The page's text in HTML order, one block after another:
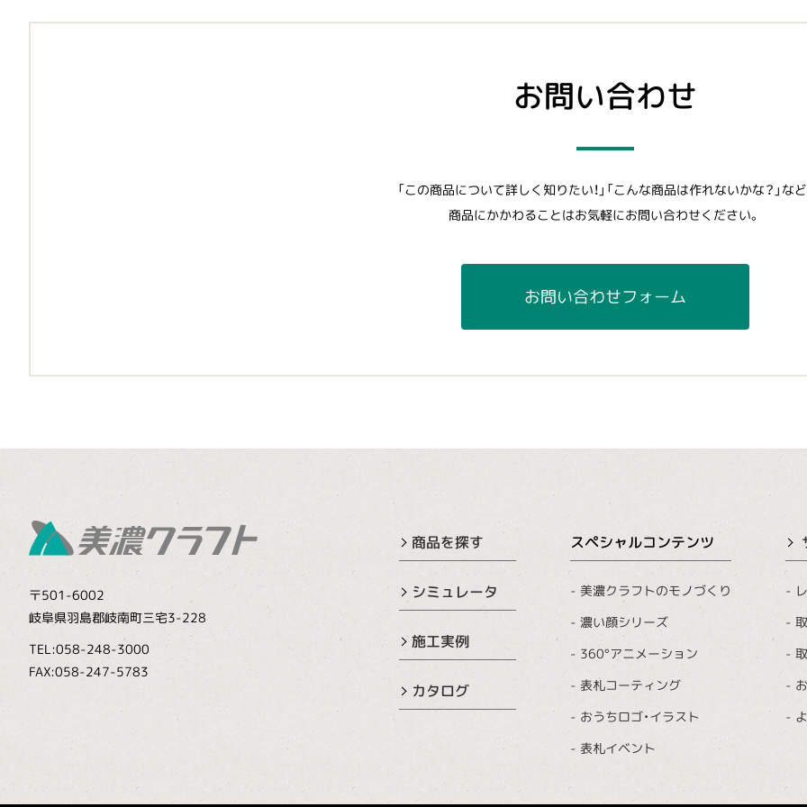
お問い合わせ
「この商品について詳しく知りたい！」「こんな商品は作れないかな？」など
商品にかかわることはお気軽にお問い合わせください。
お問い合わせフォーム
〒501-6002
岐阜県羽島郡岐南町三宅3-228
TEL:058-248-3000
FAX:058-247-5783
商品を探す
シミュレータ
施工実例
カタログ
スペシャルコンテンツ
美濃クラフトのモノづくり
濃い顔シリーズ
360°アニメーション
表札コーティング
おうちロゴ・イラスト
表札イベント